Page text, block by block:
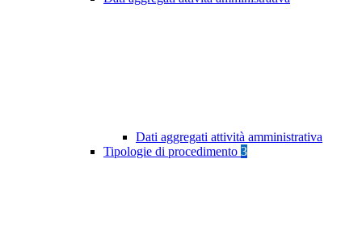
Dati aggregati attività amministrativa
Tipologie di procedimento 3